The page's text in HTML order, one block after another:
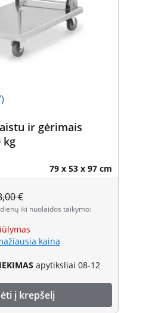
ir gėrimais
kg
79 x 53 x 97 cm
€
iki nuolaidos taikymo:
kaina
apytiksliai 08-12
į krepšelį